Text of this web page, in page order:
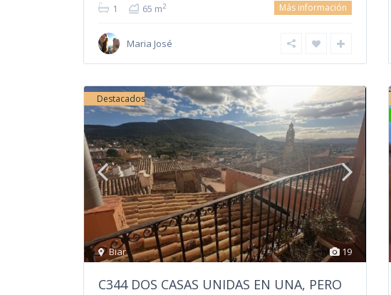
1 65 m2 Más información
Maria José
19
Biar
Destacados
C344 DOS CASAS UNIDAS EN UNA, PERO